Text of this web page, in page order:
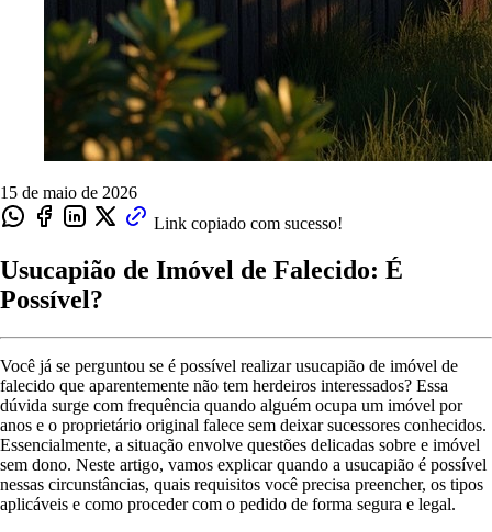
15 de maio de 2026
Link copiado com sucesso!
Usucapião de Imóvel de Falecido: É
Possível?
Você já se perguntou se é possível realizar usucapião de imóvel de
falecido que aparentemente não tem herdeiros interessados? Essa
dúvida surge com frequência quando alguém ocupa um imóvel por
anos e o proprietário original falece sem deixar sucessores conhecidos.
Essencialmente, a situação envolve questões delicadas sobre e imóvel
sem dono. Neste artigo, vamos explicar quando a usucapião é possível
nessas circunstâncias, quais requisitos você precisa preencher, os tipos
aplicáveis e como proceder com o pedido de forma segura e legal.